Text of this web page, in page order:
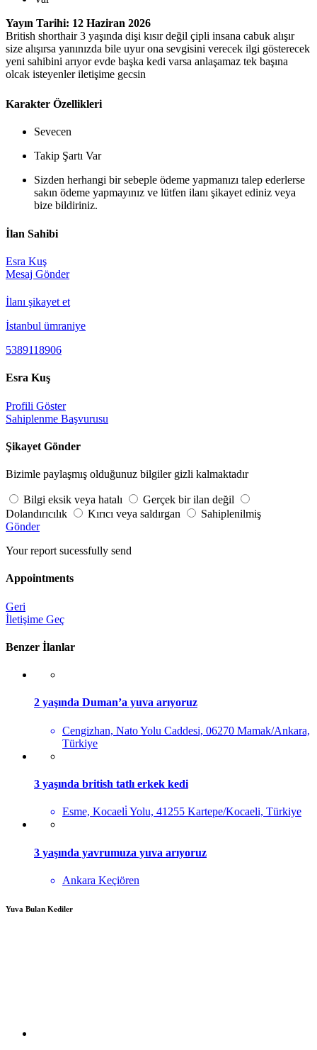
Yayın Tarihi: 12 Haziran 2026
British shorthair 3 yaşında dişi kısır değil çipli insana cabuk alışır
size alışırsa yanınızda bile uyur ona sevgisini verecek ilgi gösterecek
yeni sahibini arıyor evde başka kedi varsa anlaşamaz tek başına
olcak isteyenler iletişime gecsin
Karakter Özellikleri
Sevecen
Takip Şartı Var
Sizden herhangi bir sebeple ödeme yapmanızı talep ederlerse
sakın ödeme yapmayınız ve lütfen ilanı şikayet ediniz veya
bize bildiriniz.
İlan Sahibi
Esra Kuş
Mesaj Gönder
İlanı şikayet et
İstanbul ümraniye
5389118906
Esra Kuş
Profili Göster
Sahiplenme Başvurusu
Şikayet Gönder
Bizimle paylaşmış olduğunuz bilgiler gizli kalmaktadır
Bilgi eksik veya hatalı
Gerçek bir ilan değil
Dolandırıcılık
Kırıcı veya saldırgan
Sahiplenilmiş
Gönder
Your report sucessfully send
Appointments
Geri
İletişime Geç
Benzer İlanlar
2 yaşında Duman’a yuva arıyoruz
Cengizhan, Nato Yolu Caddesi, 06270 Mamak/Ankara,
Türkiye
3 yaşında british tatlı erkek kedi
Esme, Kocaeli̇ Yolu, 41255 Kartepe/Kocaeli, Türkiye
3 yaşında yavrumuza yuva arıyoruz
Ankara Keçiören
Yuva Bulan Kediler